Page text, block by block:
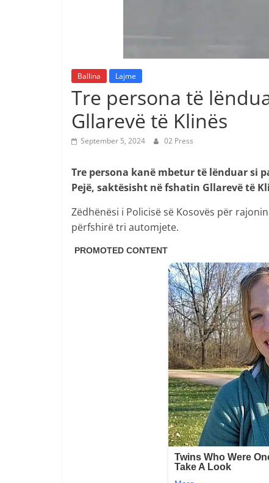
Ballina Lajme
Tre persona të
Gllarevë të Klinës
September 5, 2024 02 Press
Tre persona kanë mbetur të lënduar si
Pejë, saktësisht në fshatin Gllarevë të
Zëdhënësi i Policisë së Kosovës për
përfshirë tri automjete.